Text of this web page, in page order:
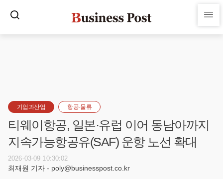
기업과산업 항공·물류
티웨이항공, 일본·유럽 이어 동남아까지
지속가능항공유(SAF) 운항 노선 확대
2026-03-09 10:30:02
최재원 기자 - poly@businesspost.co.kr